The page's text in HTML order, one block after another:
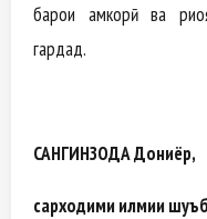
барои ҳамкорӣ ва
гардад.
САНГИНЗОДА Дониёр,
сарходими илмии